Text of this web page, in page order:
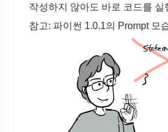
작성하지 않아도 바로 코드를 실
참고: 파이썬 1.0.1의 Prompt 모